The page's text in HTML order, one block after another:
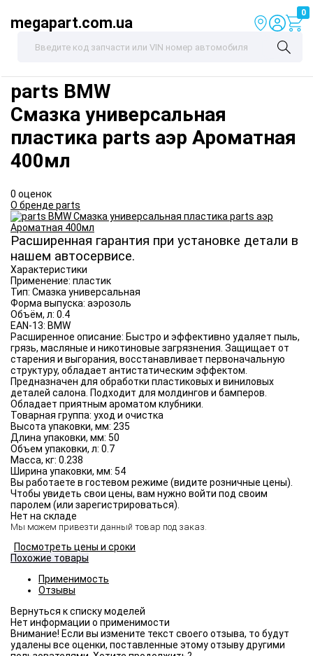
megapart.com.ua
0
parts BMW
Смазка универсальная
пластика parts аэр Ароматная
400мл
0 оценок
О бренде parts
Расширенная гарантия при установке детали в
нашем автосервисе.
Характеристики
Применение: пластик
Тип: Смазка универсальная
Форма выпуска: аэрозоль
Объём, л: 0.4
EAN-13: BMW
Расширенное описание: Быстро и эффективно удаляет пыль,
грязь, масляные и никотиновые загрязнения. Защищает от
старения и выгорания, восстанавливает первоначальную
структуру, обладает антистатическим эффектом.
Предназначен для обработки пластиковых и виниловых
деталей салона. Подходит для молдингов и бамперов.
Обладает приятным ароматом клубники.
Товарная группа: уход и очистка
Высота упаковки, мм: 235
Длина упаковки, мм: 50
Объем упаковки, л: 0.7
Масса, кг: 0.238
Ширина упаковки, мм: 54
Вы работаете в гостевом режиме (видите розничные цены).
Чтобы увидеть свои цены, вам нужно войти под своим
паролем (или зарегистрироваться).
Нет на складе
Мы можем привезти данный товар под заказ.
Посмотреть цены и сроки
Похожие товары
Применимость
Отзывы
Нет информации о применимости
Внимание! Если вы измените текст своего отзыва, то будут
удалены все оценки, поставленные этому отзыву другими